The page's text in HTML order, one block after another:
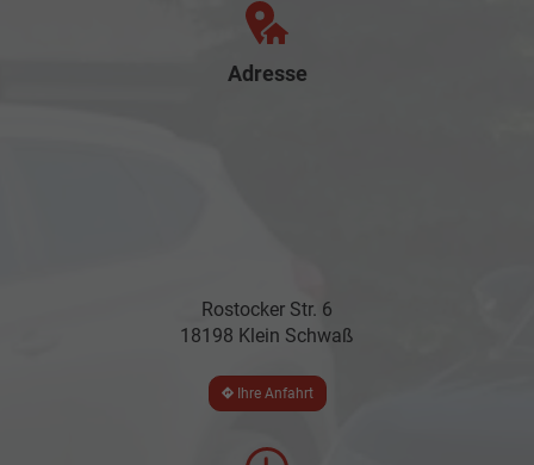
Adresse
Rostocker Str. 6
18198 Klein Schwaß
Ihre Anfahrt